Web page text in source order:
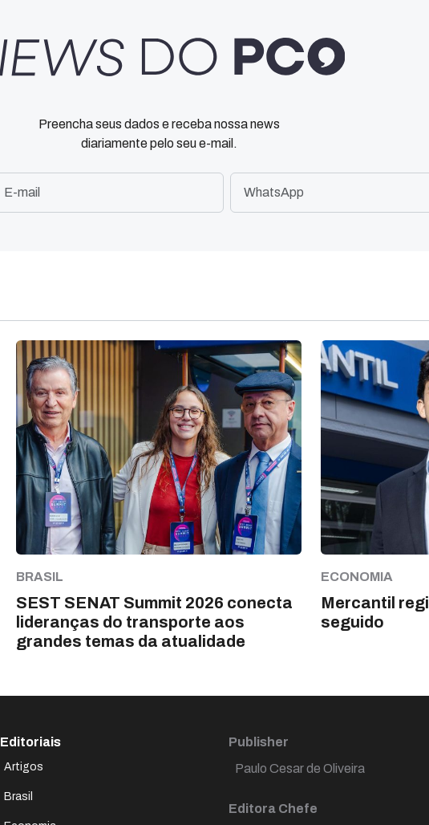
Preencha seus dados e receba nossa news
diariamente pelo seu e-mail.
BRASIL
SEST SENAT Summit 2026 conecta
lideranças do transporte aos
grandes temas da atualidade
ECONOMIA
Mercantil
seguido
Editoriais
Artigos
Brasil
Publisher
Paulo Cesar de Oliveira
Editora Chefe